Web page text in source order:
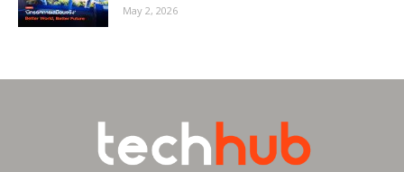
May 2, 2026